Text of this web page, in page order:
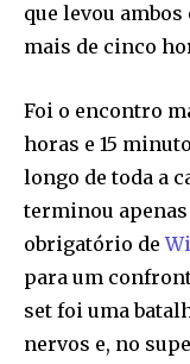
que levou
mais de cinco
Foi o encontro
horas e 15
longo de toda a
terminou
obrigatório de
para um
set foi uma
nervos e, no